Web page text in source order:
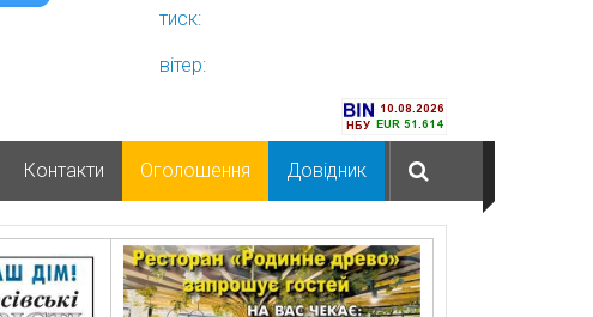
тиск:
вітер:
Контакти Оголошення Довідник